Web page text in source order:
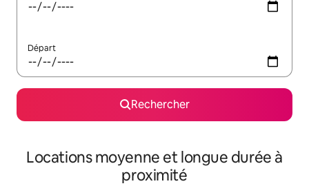
Départ
Rechercher
Locations moyenne et longue durée à
proximité